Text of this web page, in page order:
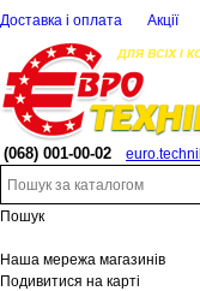
Доставка і оплата Акції
(068) 001-00-02
Пошук
Наша мережа магазинів
Подивитися на карті